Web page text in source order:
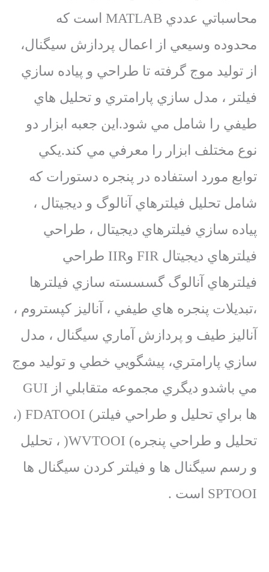
محاسباتي عددي MATLAB است كه
محدوده وسيعي از اعمال پردازش سيگنال،
از توليد موج گرفته تا طراحي و پياده سازي
فيلتر ، مدل سازي پارامتري و تحليل هاي
طيفي را شامل مي شود.اين جعبه ابزار دو
نوع مختلف ابزار را معرفي مي كند.يكي
توابع مورد استفاده در پنجره دستورات كه
شامل تحليل فيلترهاي آنالوگ و ديجيتال ،
پياده سازي فيلترهاي ديجيتال ، طراحي
فيلترهاي ديجيتال FIR وIIR طراحي
فيلترهاي آنالوگ گسسسته سازي فيلترها
،تبديلات پنجره هاي طيفي ، آناليز كپستروم ،
آناليز طيف و پردازش آماري سيگنال ، مدل
سازي پارامتري، پيشگويي خطي و توليد موج
مي باشدو ديگري مجموعه متقابلي از GUI
ها براي تحليل و طراحي فيلتر) FDATOOI (،
تحليل و طراحي پنجره) WVTOOI( ، تحليل
و رسم سيگنال ها و فيلتر كردن سيگنال ها
SPTOOI است .